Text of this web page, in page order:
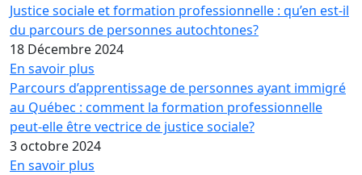
Justice sociale et formation professionnelle : qu’en est-il
du parcours de personnes autochtones?
18 Décembre 2024
En savoir plus
Parcours d’apprentissage de personnes ayant immigré
au Québec : comment la formation professionnelle
peut-elle être vectrice de justice sociale?
3 octobre 2024
En savoir plus